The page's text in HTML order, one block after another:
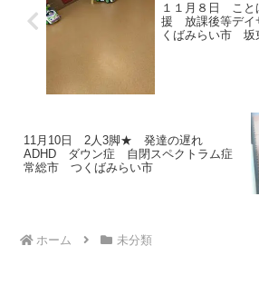
１１月８日 こ
援 放課後等デ
くばみらい市 坂
11月10日 2人3脚★ 発達の遅れ
ADHD ダウン症 自閉スペクトラム症
常総市 つくばみらい市
ホーム 未分類